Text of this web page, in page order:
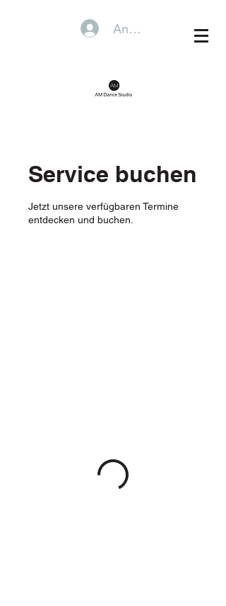
Anmelden
Service buchen
Jetzt unsere verfügbaren Termine
entdecken und buchen.